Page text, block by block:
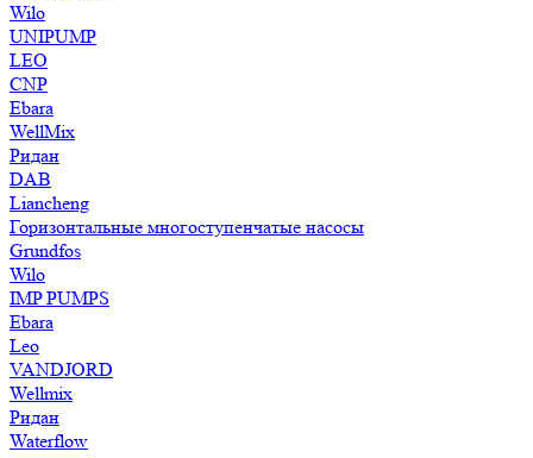
Wilo
UNIPUMP
LEO
CNP
Ebara
WellMix
Ридан
DAB
Liancheng
Горизонтальные многоступенчатые насосы
Grundfos
Wilo
IMP PUMPS
Ebara
Leo
VANDJORD
Wellmix
Ридан
Waterflow